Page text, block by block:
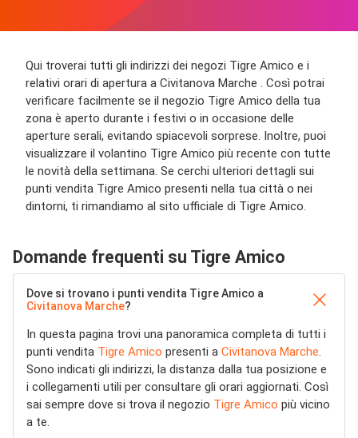
Qui troverai tutti gli indirizzi dei negozi Tigre Amico e i
relativi orari di apertura a Civitanova Marche . Così potrai
verificare facilmente se il negozio Tigre Amico della tua
zona è aperto durante i festivi o in occasione delle
aperture serali, evitando spiacevoli sorprese. Inoltre, puoi
visualizzare il volantino Tigre Amico più recente con tutte
le novità della settimana. Se cerchi ulteriori dettagli sui
punti vendita Tigre Amico presenti nella tua città o nei
dintorni, ti rimandiamo al sito ufficiale di Tigre Amico.
Domande frequenti su Tigre Amico
Dove si trovano i punti vendita Tigre Amico a
Civitanova Marche?
In questa pagina trovi una panoramica completa di tutti i
punti vendita Tigre Amico presenti a Civitanova Marche
Sono indicati gli indirizzi, la distanza dalla tua posizione e
i collegamenti utili per consultare gli orari aggiornati. Così
sai sempre dove si trova il negozio Tigre Amico più vicino
a te.